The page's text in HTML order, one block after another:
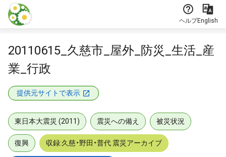
本文に飛ぶ
ヘルプEnglish
20110615_久慈市_屋外_防災_生活_産
業_行政
提供元サイトで表示
東日本大震災 (2011) 震災への備え 被災状況
復興 収録:久慈・野田・普代 震災アーカイブ